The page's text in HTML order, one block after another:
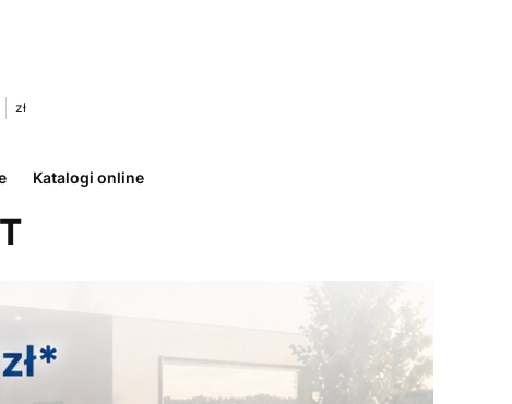
0. Zobacz szczegóły
zł
Katalogi online